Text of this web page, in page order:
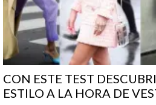
CON ESTE TEST
ESTILO A LA HORA DE